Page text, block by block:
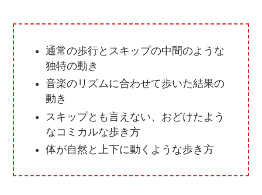
通常の歩行とスキップの中間のような
独特の動き
音楽のリズムに合わせて歩いた結果の
動き
スキップとも言えない、おどけたよう
なコミカルな歩き方
体が自然と上下に動くような歩き方